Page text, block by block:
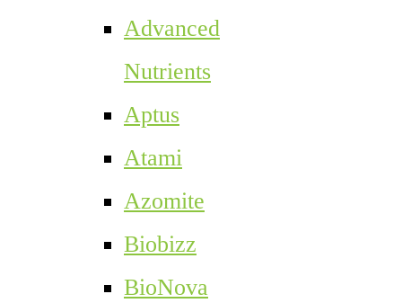
Advanced
Nutrients
Aptus
Atami
Azomite
Biobizz
BioNova